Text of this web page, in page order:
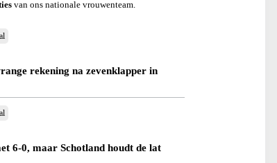
van ons nationale vrouwenteam.
rekening na zevenklapper in
6-0, maar Schotland houdt de lat